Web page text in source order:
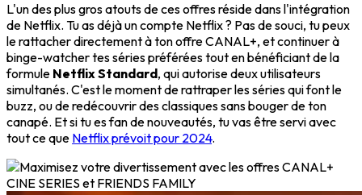
L'un des plus gros atouts de ces offres réside dans l'intégration
de Netflix. Tu as déjà un compte Netflix ? Pas de souci, tu peux
le rattacher directement à ton offre CANAL+, et continuer à
binge-watcher tes séries préférées tout en bénéficiant de la
formule Netflix Standard, qui autorise deux utilisateurs
simultanés. C'est le moment de rattraper les séries qui font le
buzz, ou de redécouvrir des classiques sans bouger de ton
canapé. Et si tu es fan de nouveautés, tu vas être servi avec
tout ce que Netflix prévoit pour 2024.